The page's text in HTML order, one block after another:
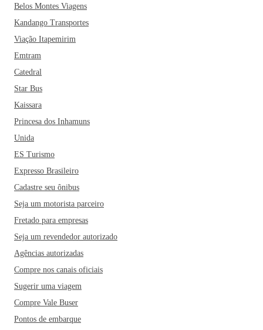
Belos Montes Viagens
Kandango Transportes
Viação Itapemirim
Emtram
Catedral
Star Bus
Kaissara
Princesa dos Inhamuns
Unida
ES Turismo
Expresso Brasileiro
Cadastre seu ônibus
Seja um motorista parceiro
Fretado para empresas
Seja um revendedor autorizado
Agências autorizadas
Compre nos canais oficiais
Sugerir uma viagem
Compre Vale Buser
Pontos de embarque